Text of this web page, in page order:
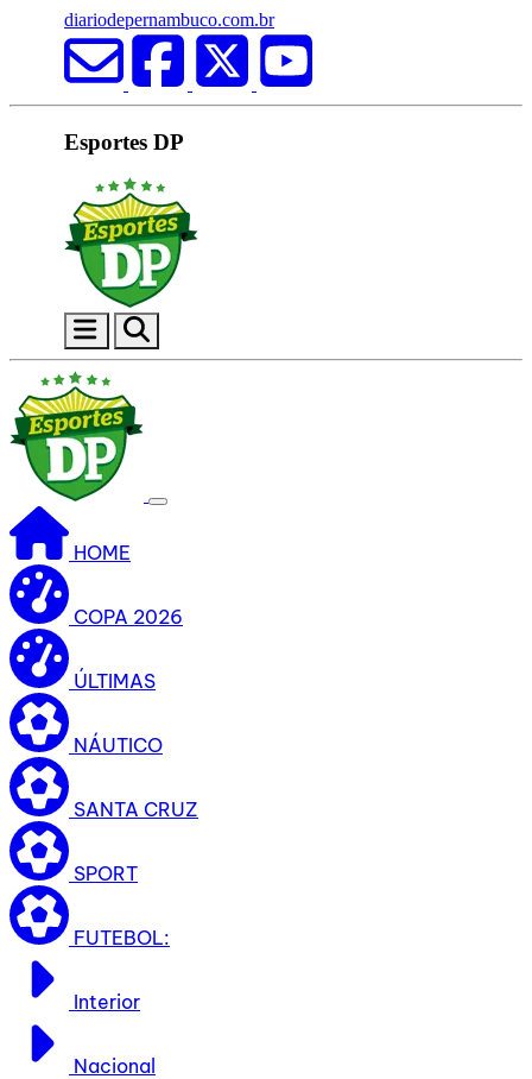
diariodepernambuco.com.br
Esportes DP
HOME
COPA 2026
ÚLTIMAS
NÁUTICO
SANTA CRUZ
SPORT
FUTEBOL:
Interior
Nacional